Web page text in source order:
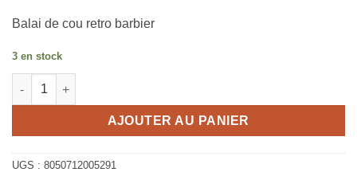
Balai de cou retro barbier
3 en stock
quantité de Balai de cou pour Barbershop vintage Wood
AJOUTER AU PANIER
UGS : 8050712005291